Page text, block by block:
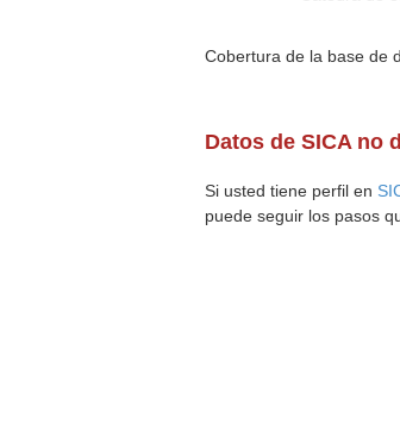
Cobertura de la base de
Datos de SICA no
Si usted tiene perfil en
puede seguir los pasos